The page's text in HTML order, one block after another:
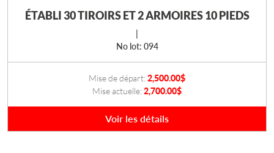
ÉTABLI 30 TIROIRS ET 2 ARMOIRES 10 PIEDS
|
No lot: 094
Mise de départ:2,500.00$
Mise actuelle:2,700.00$
Voir les détails